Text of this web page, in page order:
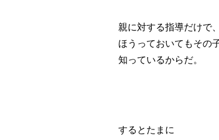
親に対する指導だけで、
ほうっておいてもその
知っているからだ。
するとたまに